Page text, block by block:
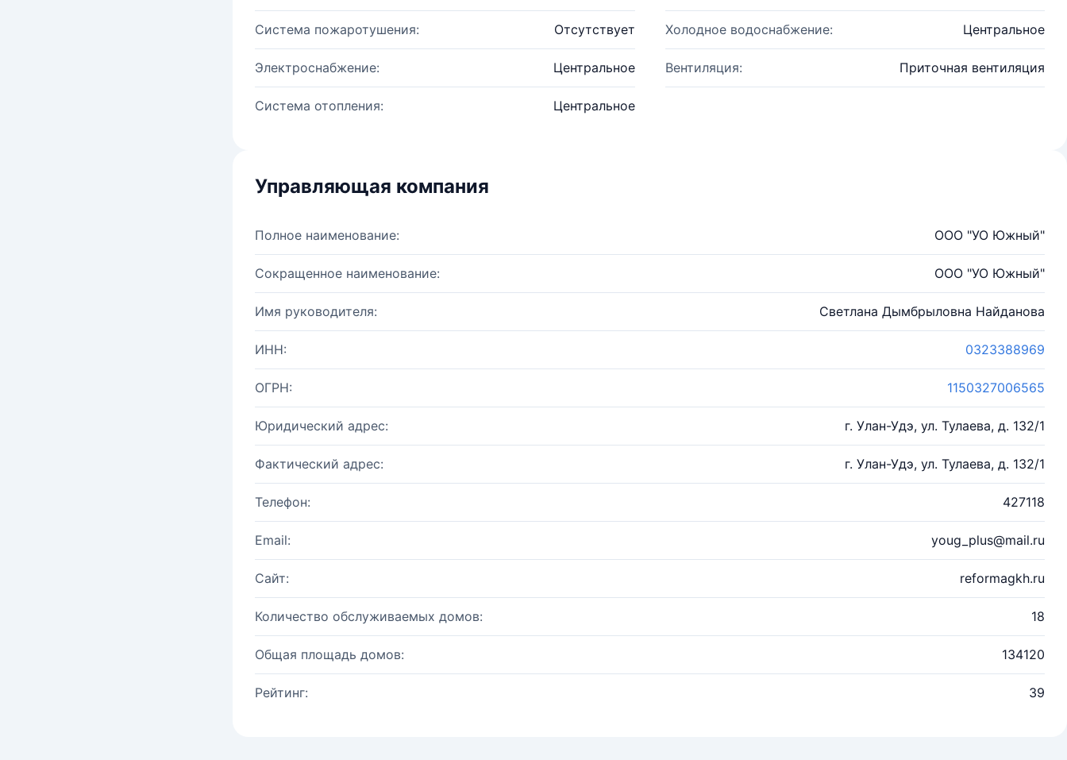
Система пожаротушения: Отсутствует Холодное водоснабжение: Центральное
Электроснабжение: Центральное Вентиляция: Приточная вентиляция
Система отопления: Центральное
Управляющая компания
Полное наименование: ООО "УО Южный"
Сокращенное наименование: ООО "УО Южный"
Имя руководителя: Светлана Дымбрыловна Найданова
ИНН: 0323388969
ОГРН: 1150327006565
Юридический адрес: г. Улан-Удэ, ул. Тулаева, д. 132/1
Фактический адрес: г. Улан-Удэ, ул. Тулаева, д. 132/1
Телефон: 427118
Email: youg_plus@mail.ru
Сайт: reformagkh.ru
Количество обслуживаемых домов: 18
Общая площадь домов: 134120
Рейтинг: 39